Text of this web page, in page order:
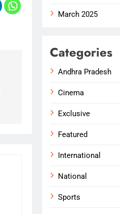
March 2025
Categories
Andhra Pradesh
Cinema
Exclusive
Featured
International
National
Sports